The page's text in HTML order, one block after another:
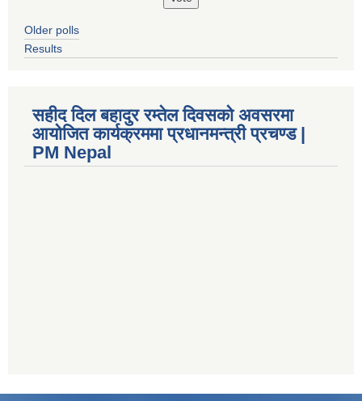
Older polls
Results
सहीद दिल बहादुर रम्तेल दिवसको अवसरमा
आयोजित कार्यक्रममा प्रधानमन्त्री प्रचण्ड |
PM Nepal